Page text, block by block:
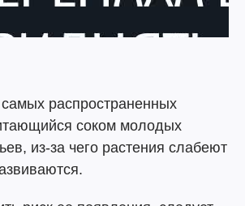
распространенных
соком молодых
из-за чего растения слабеют